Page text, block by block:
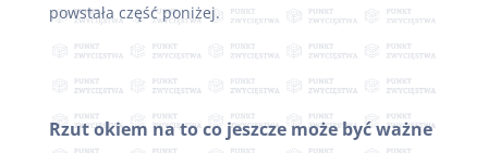
powstała część poniżej.
Rzut okiem na to co jeszcze może być ważne